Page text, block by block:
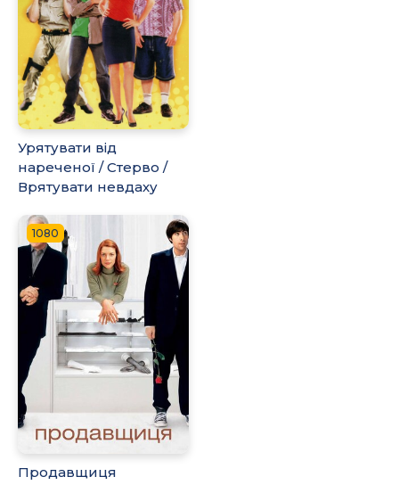
Урятувати від
нареченої / Стерво /
Врятувати невдаху
1080
Продавщиця